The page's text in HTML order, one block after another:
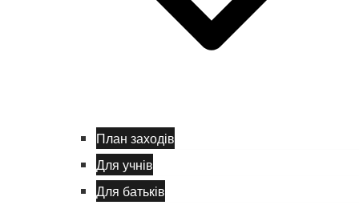
План заходів
Для учнів
Для батьків